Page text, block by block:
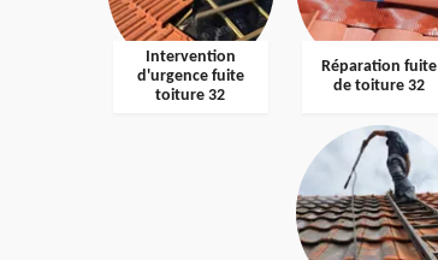
Intervention
d'urgence fuite
toiture 32
Réparation fuite
de toiture 32